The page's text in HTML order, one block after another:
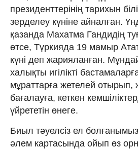
президенттерінің тарихын
зерделеу күніне айналған.
қазанда Махатма Гандидің
өтсе, Түркияда 19 мамыр
күні деп жарияланған.
халықты игілікті
мұраттарға жетелей отырып,
бағалауға, кеткен
үйрететін өнеге.
Биыл тәуелсіз ел
әлем картасында ойып өз